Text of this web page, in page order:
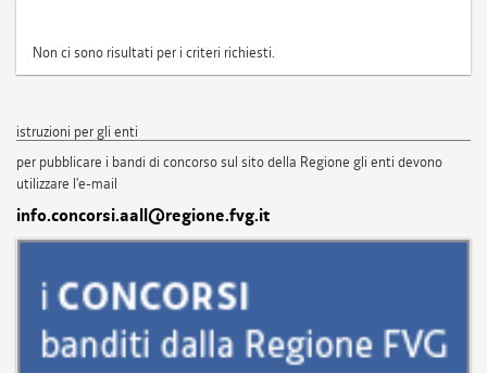
Non ci sono risultati per i criteri richiesti.
istruzioni per gli enti
per pubblicare i bandi di concorso sul sito della Regione gli enti devono
utilizzare l'e-mail
info.concorsi.aall@regione.fvg.it